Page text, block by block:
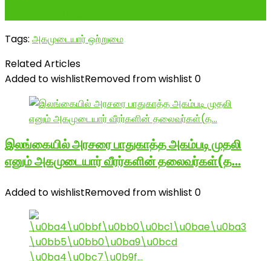
Tags: அகமுடையார் ஒற்றுமை
Related Articles
Added to wishlistRemoved from wishlist 0
இலங்கையில் அரசரை பாதுகாத்த அகம்படி முதலி
எனும் அகமுடையார் வீரர்களின் தலைவர்கள்(த…
Added to wishlistRemoved from wishlist 0